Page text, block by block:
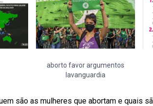
aborto favor argumentos
lavanguardia
são as mulheres que abortam e quais